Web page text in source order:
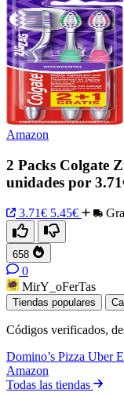
Amazon
2 Packs Colgate
unidades por
3.71€ 5.45€
658
0
MirY_oFerTas
Tiendas populares
Códigos verificados,
Domino’s Pizza Uber
Amazon
Todas las tiendas